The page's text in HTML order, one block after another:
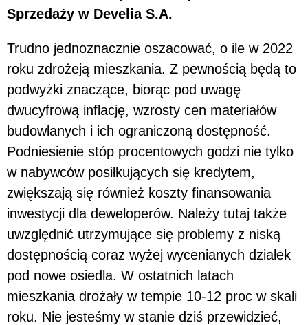
Sprzedaży w Develia S.A.
Trudno jednoznacznie oszacować, o ile w 2022
roku zdrożeją mieszkania. Z pewnością będą to
podwyżki znaczące, biorąc pod uwagę
dwucyfrową inflację, wzrosty cen materiałów
budowlanych i ich ograniczoną dostępność.
Podniesienie stóp procentowych godzi nie tylko
w nabywców posiłkujących się kredytem,
zwiększają się również koszty finansowania
inwestycji dla deweloperów. Należy tutaj także
uwzględnić utrzymujące się problemy z niską
dostępnością coraz wyżej wycenianych działek
pod nowe osiedla. W ostatnich latach
mieszkania drożały w tempie 10-12 proc w skali
roku. Nie jesteśmy w stanie dziś przewidzieć,